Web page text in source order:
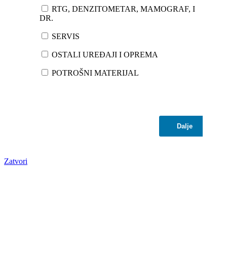
RTG, DENZITOMETAR, MAMOGRAF, I
DR.
SERVIS
OSTALI UREĐAJI I OPREMA
POTROŠNI MATERIJAL
Dalje
Zatvori